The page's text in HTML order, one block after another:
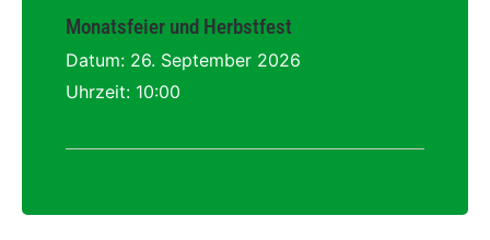
Monatsfeier und Herbstfest
Datum: 26. September 2026
Uhrzeit: 10:00